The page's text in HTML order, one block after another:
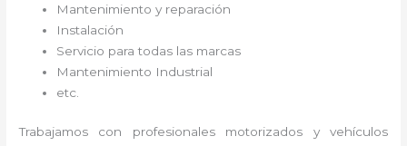
Mantenimiento y reparación
Instalación
Servicio para todas las marcas
Mantenimiento Industrial
etc.
Trabajamos con profesionales motorizados y vehículos